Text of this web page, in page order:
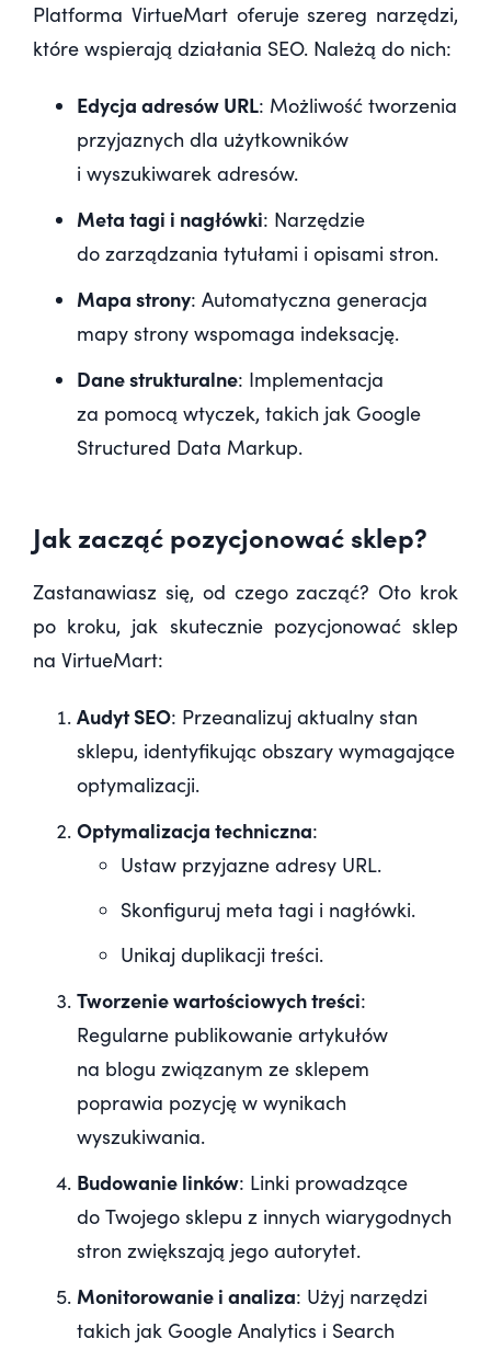
Platforma VirtueMart oferuje szereg narzędzi,
które wspierają działania SEO. Należą do nich:
Edycja adresów URL: Możliwość tworzenia
przyjaznych dla użytkowników
i wyszukiwarek adresów.
Meta tagi i nagłówki: Narzędzie
do zarządzania tytułami i opisami stron.
Mapa strony: Automatyczna generacja
mapy strony wspomaga indeksację.
Dane strukturalne: Implementacja
za pomocą wtyczek, takich jak Google
Structured Data Markup.
Jak zacząć pozycjonować sklep?
Zastanawiasz się, od czego zacząć? Oto krok
po kroku, jak skutecznie pozycjonować sklep
na VirtueMart:
Audyt SEO: Przeanalizuj aktualny stan
sklepu, identyfikując obszary wymagające
optymalizacji.
Optymalizacja techniczna:
Ustaw przyjazne adresy URL.
Skonfiguruj meta tagi i nagłówki.
Unikaj duplikacji treści.
Tworzenie wartościowych treści:
Regularne publikowanie artykułów
na blogu związanym ze sklepem
poprawia pozycję w wynikach
wyszukiwania.
Budowanie linków: Linki prowadzące
do Twojego sklepu z innych wiarygodnych
stron zwiększają jego autorytet.
Monitorowanie i analiza: Użyj narzędzi
takich jak Google Analytics i Search